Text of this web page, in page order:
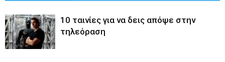
10 ταινίες για να δεις απόψε στην
τηλεόραση